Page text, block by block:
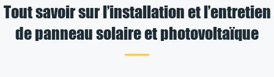
Tout savoir sur l’installation et l’entretien
de panneau solaire et photovoltaïque